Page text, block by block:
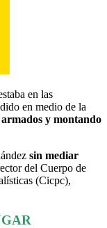
en las
en medio de la
y montando
sin mediar
del Cuerpo de
(Cicpc),